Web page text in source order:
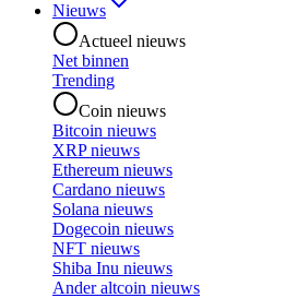
Nieuws
Actueel nieuws
Net binnen
Trending
Coin nieuws
Bitcoin nieuws
XRP nieuws
Ethereum nieuws
Cardano nieuws
Solana nieuws
Dogecoin nieuws
NFT nieuws
Shiba Inu nieuws
Ander altcoin nieuws